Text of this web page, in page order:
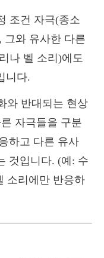
조건 자극(종소
그와 유사한 다른
나 벨 소리)에도
니다.
와 반대되는 현상
자극들을 구분
하고 다른 유사
것입니다. (예: 수
소리에만 반응하